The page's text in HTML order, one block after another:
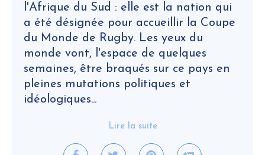
l'Afrique du Sud : elle est la nation qui
a été désignée pour accueillir la Coupe
du Monde de Rugby. Les yeux du
monde vont, l'espace de quelques
semaines, être braqués sur ce pays en
pleines mutations politiques et
idéologiques...
Lire la suite